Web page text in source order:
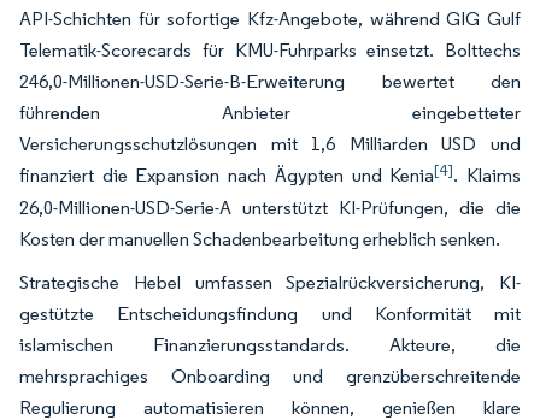
API-Schichten für sofortige Kfz-Angebote, während GIG Gulf
Telematik-Scorecards für KMU-Fuhrparks einsetzt. Bolttechs
246,0-Millionen-USD-Serie-B-Erweiterung bewertet den
führenden Anbieter eingebetteter
Versicherungsschutzlösungen mit 1,6 Milliarden USD und
finanziert die Expansion nach Ägypten und Kenia[4]. Klaims
26,0-Millionen-USD-Serie-A unterstützt KI-Prüfungen, die die
Kosten der manuellen Schadenbearbeitung erheblich senken.
Strategische Hebel umfassen Spezialrückversicherung, KI-
gestützte Entscheidungsfindung und Konformität mit
islamischen Finanzierungsstandards. Akteure, die
mehrsprachiges Onboarding und grenzüberschreitende
Regulierung automatisieren können, genießen klare